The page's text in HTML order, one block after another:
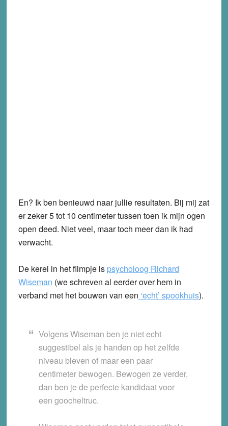
En? Ik ben benieuwd naar jullie resultaten. Bij mij zat
er zeker 5 tot 10 centimeter tussen toen ik mijn ogen
open deed. Niet veel, maar toch meer dan ik had
verwacht.
De kerel in het filmpje is psycholoog Richard
Wiseman (we schreven al eerder over hem in
verband met het bouwen van een ‘echt’ spookhuis).
Volgens Wiseman ben je niet echt
suggestibel als je handen op het zelfde
niveau bleven of maar een paar
centimeter bewogen. Bewogen ze verder,
dan ben je de perfecte kandidaat voor
een goocheltruc.